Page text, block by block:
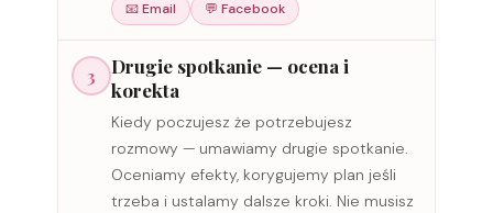
📧 Email 💬 Facebook
3
Drugie spotkanie — ocena i
korekta
Kiedy poczujesz że potrzebujesz
rozmowy — umawiamy drugie spotkanie.
Oceniamy efekty, korygujemy plan jeśli
trzeba i ustalamy dalsze kroki. Nie musisz